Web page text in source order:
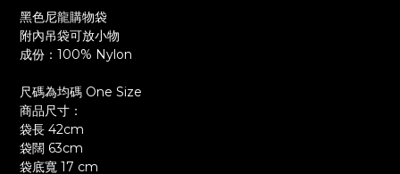
黑色尼龍購物袋
附內吊袋可放小物
成份：100% Nylon
尺碼為均碼 One Size
商品尺寸：
袋長 42cm
袋闊 63cm
袋底寬 17 cm